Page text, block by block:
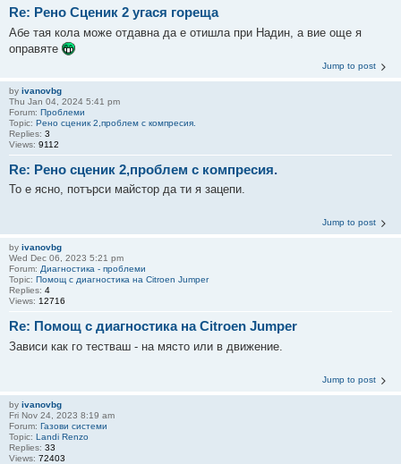
Re: Рено Сценик 2 угася гореща
Абе тая кола може отдавна да е отишла при Надин, а вие още я
оправяте
Jump to post
by ivanovbg
Thu Jan 04, 2024 5:41 pm
Forum: Проблеми
Topic: Рено сценик 2,проблем с компресия.
Replies: 3
Views: 9112
Re: Рено сценик 2,проблем с компресия.
То е ясно, потърси майстор да ти я зацепи.
Jump to post
by ivanovbg
Wed Dec 06, 2023 5:21 pm
Forum: Диагностика - проблеми
Topic: Помощ с диагностика на Citroen Jumper
Replies: 4
Views: 12716
Re: Помощ с диагностика на Citroen Jumper
Зависи как го тестваш - на място или в движение.
Jump to post
by ivanovbg
Fri Nov 24, 2023 8:19 am
Forum: Газови системи
Topic: Landi Renzo
Replies: 33
Views: 72403